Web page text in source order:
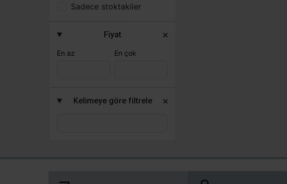
Sadece stoktakiler
Fiyat
En az En çok
Kelimeye göre filtrele